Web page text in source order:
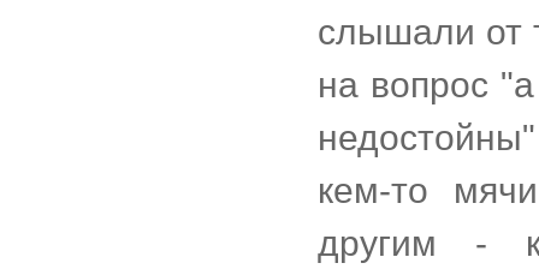
слышали от
на вопрос
кем-то
другим -